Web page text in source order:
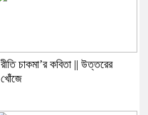
রীতি চাকমা’র কবিতা || উত্তরের
খোঁজে